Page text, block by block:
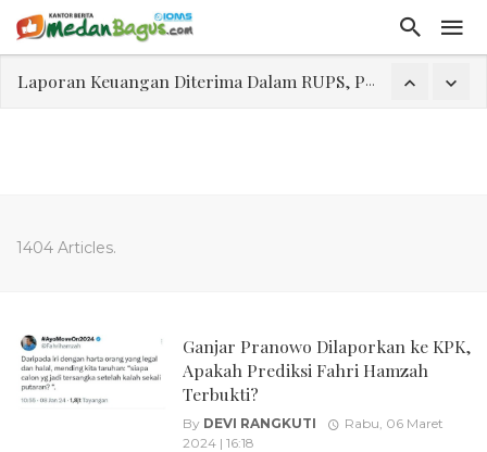
Laporan Keuangan Diterima Dalam RUPS, Pelaporan Hingga Penahanan Mantan Direktur PT GKS Dinilai Rancu
1404 Articles.
Ganjar Pranowo Dilaporkan ke KPK,
Apakah Prediksi Fahri Hamzah
Terbukti?
By DEVI RANGKUTI
Rabu, 06 Maret
2024 | 16:18